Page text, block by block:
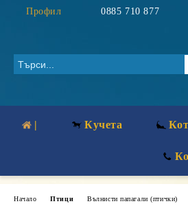
Профил 0885 710 877
| Кучета
Начало Птици Вълнисти папагали (птички)